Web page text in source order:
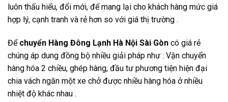
luôn thấu hiểu, đổi mới, để mang lại cho khách hàng mức giá
hợp lý, cạnh tranh và rẻ hơn so với giá thị trường .
Để chuyển Hàng Đông Lạnh Hà Nội Sài Gòn có giá rẻ
chúng áp dung đồng bộ nhiều giải pháp như : Vận chuyển
hàng hóa 2 chiều, ghép hàng, đầu tư phương tiện hiện đại
chia vách ngăn một xe chở được nhiều hàng hóa ở nhiều
nhiệt độ khác nhau .